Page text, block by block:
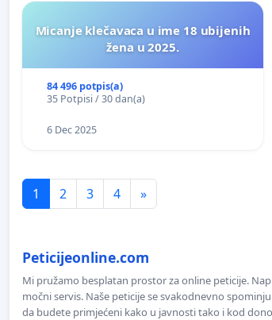
Micanje klečavaca u ime 18 ubijenih
žena u 2025.
84 496 potpis(a)
35 Potpisi / 30 dan(a)
6 Dec 2025
1 2 3 4 »
Peticijeonline.com
Mi pružamo besplatan prostor za online peticije.
močni servis. Naše peticije se svakodnevno
da budete primjećeni kako u javnosti tako i kod